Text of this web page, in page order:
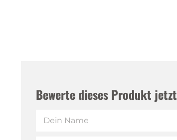
Bewerte dieses Produkt jetzt